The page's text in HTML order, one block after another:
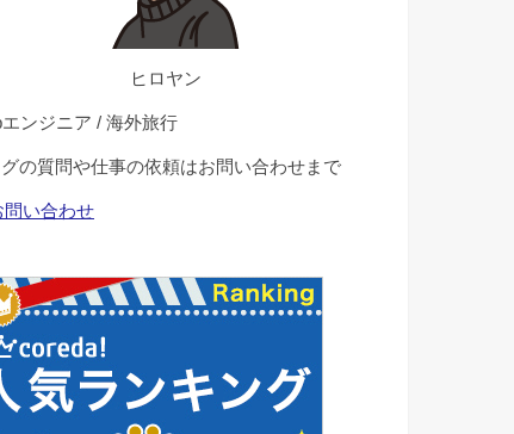
ヒロヤン
ンジニア / 海外旅行
の質問や仕事の依頼はお問い合わせまで
問い合わせ